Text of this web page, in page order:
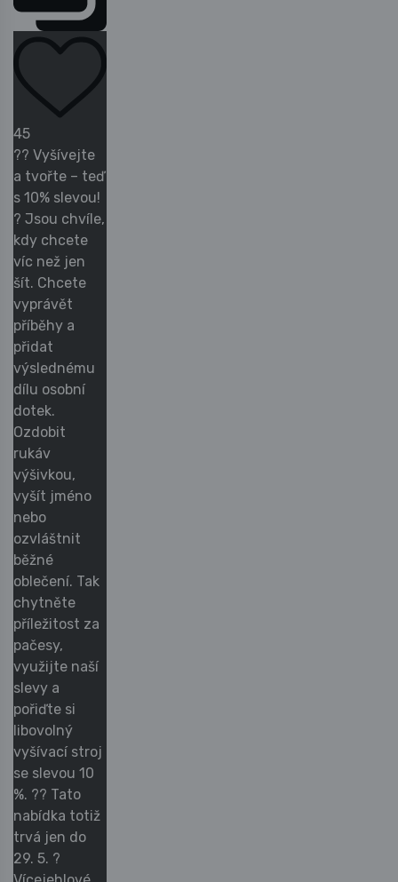
45
?? Vyšívejte
a tvořte – teď
s 10% slevou!
? Jsou chvíle,
kdy chcete
víc než jen
šít. Chcete
vyprávět
příběhy a
přidat
výslednému
dílu osobní
dotek.
Ozdobit
rukáv
výšivkou,
vyšít jméno
nebo
ozvláštnit
běžné
oblečení. Tak
chytněte
příležitost za
pačesy,
využijte naší
slevy a
pořiďte si
libovolný
vyšívací stroj
se slevou 10
%. ?? Tato
nabídka totiž
trvá jen do
29. 5. ?